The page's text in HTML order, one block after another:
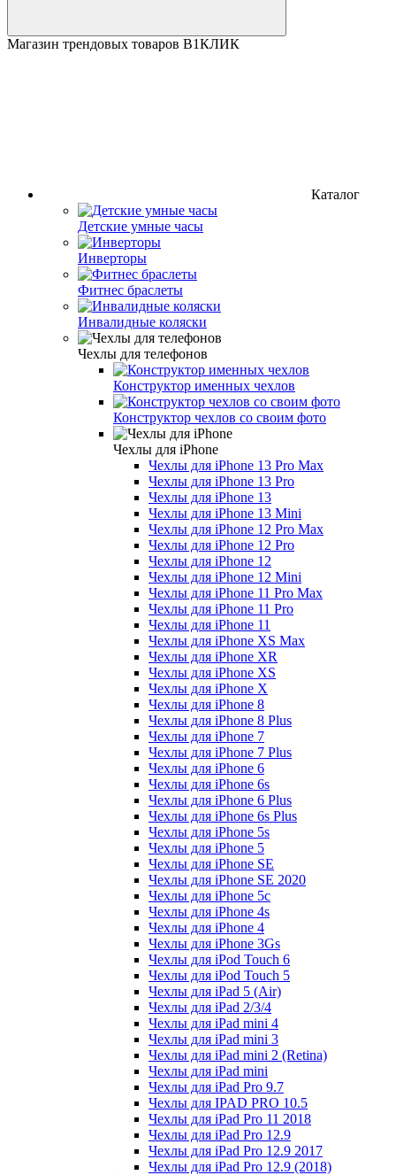
Магазин трендовых товаров В1КЛИК
Каталог
Детские умные часы
Инверторы
Фитнес браслеты
Инвалидные коляски
Чехлы для телефонов
Конструктор именных чехлов
Конструктор чехлов со своим фото
Чехлы для iPhone
Чехлы для iPhone 13 Pro Max
Чехлы для iPhone 13 Pro
Чехлы для iPhone 13
Чехлы для iPhone 13 Mini
Чехлы для iPhone 12 Pro Max
Чехлы для iPhone 12 Pro
Чехлы для iPhone 12
Чехлы для iPhone 12 Mini
Чехлы для iPhone 11 Pro Max
Чехлы для iPhone 11 Pro
Чехлы для iPhone 11
Чехлы для iPhone XS Max
Чехлы для iPhone XR
Чехлы для iPhone XS
Чехлы для iPhone X
Чехлы для iPhone 8
Чехлы для iPhone 8 Plus
Чехлы для iPhone 7
Чехлы для iPhone 7 Plus
Чехлы для iPhone 6
Чехлы для iPhone 6s
Чехлы для iPhone 6 Plus
Чехлы для iPhone 6s Plus
Чехлы для iPhone 5s
Чехлы для iPhone 5
Чехлы для iPhone SE
Чехлы для iPhone SE 2020
Чехлы для iPhone 5c
Чехлы для iPhone 4s
Чехлы для iPhone 4
Чехлы для iPhone 3Gs
Чехлы для iPod Touch 6
Чехлы для iPod Touch 5
Чехлы для iPad 5 (Air)
Чехлы для iPad 2/3/4
Чехлы для iPad mini 4
Чехлы для iPad mini 3
Чехлы для iPad mini 2 (Retina)
Чехлы для iPad mini
Чехлы для iPad Pro 9.7
Чехлы для IPAD PRO 10.5
Чехлы для iPad Pro 11 2018
Чехлы для iPad Pro 12.9
Чехлы для iPad Pro 12.9 2017
Чехлы для iPad Pro 12.9 (2018)